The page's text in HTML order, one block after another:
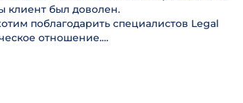
клиент был доволен.
поблагодарить специалистов Legal
отношение.…